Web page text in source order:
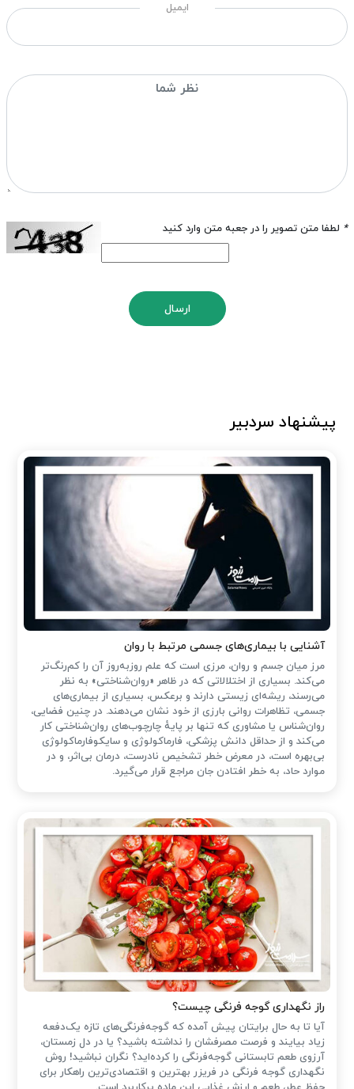
ایمیل
* لطفا متن تصویر را در جعبه متن وارد کنید
ارسال
پیشنهاد سردبیر
آشنایی با بیماری‌های جسمی مرتبط با روان
مرز میان جسم و روان، مرزی است که علم روزبه‌روز آن را کم‌رنگ‌تر
می‌کند. بسیاری از اختلالاتی که در ظاهر «روان‌شناختی» به نظر
می‌رسند، ریشه‌ای زیستی دارند و برعکس، بسیاری از بیماری‌های
جسمی، تظاهرات روانی بارزی از خود نشان می‌دهند. در چنین فضایی،
روان‌شناس یا مشاوری که تنها بر پایهٔ چارچوب‌های روان‌شناختی کار
می‌کند و از حداقل دانش پزشکی، فارماکولوژی و سایکوفارماکولوژی
بی‌بهره است، در معرض خطر تشخیص نادرست، درمان بی‌اثر، و در
موارد حاد، به خطر افتادن جان مراجع قرار می‌گیرد.
راز نگهداری گوجه فرنگی چیست؟
آیا تا به حال برایتان پیش آمده که گوجه‌فرنگی‌های تازه یک‌دفعه
زیاد بیایند و فرصت مصرفشان را نداشته باشید؟ یا در دل زمستان،
آرزوی طعم تابستانی گوجه‌فرنگی را کرده‌اید؟ نگران نباشید! روش
نگهداری گوجه فرنگی در فریزر بهترین و اقتصادی‌ترین راهکار برای